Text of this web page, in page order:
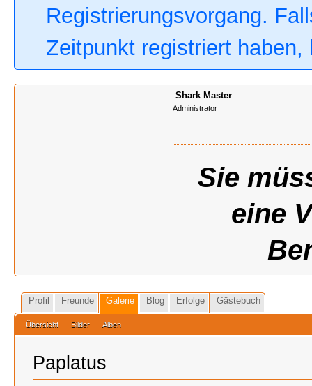
Registrierungsvorgang.
Zeitpunkt registriert
Shark Master
Administrator
Sie
eine
Profil Freunde Galerie Blog Erfolge Gästebuch
Übersicht Bilder Alben
Paplatus